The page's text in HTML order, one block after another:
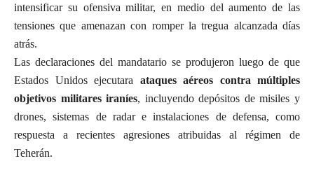
intensificar su ofensiva militar, en medio del aumento de las
tensiones que amenazan con romper la tregua alcanzada días
atrás.
Las declaraciones del mandatario se produjeron luego de que
Estados Unidos ejecutara ataques aéreos contra múltiples
objetivos militares iraníes, incluyendo depósitos de misiles y
drones, sistemas de radar e instalaciones de defensa, como
respuesta a recientes agresiones atribuidas al régimen de
Teherán.